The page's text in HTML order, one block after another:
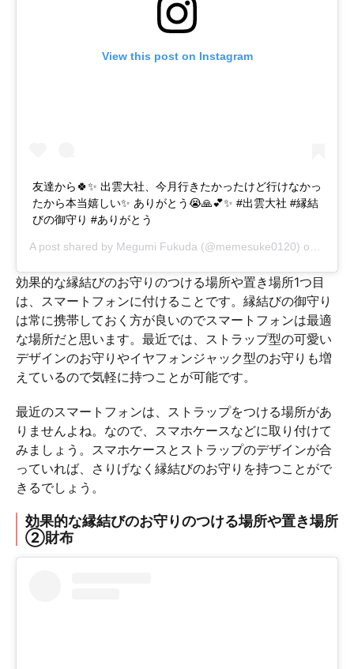
View this post on Instagram
友達から🍀✨ 出雲大社、今月行きたかったけど行けなかっ
たから本当嬉しい✨ ありがとう😭🙏💕✨ #出雲大社 #縁結
びの御守り #ありがとう
A post shared by Megumi Fukuda (@memesuke0120) on
効果的な縁結びのお守りのつける場所や置き場所1つ目
は、スマートフォンに付けることです。縁結びの御守り
は常に携帯しておく方が良いのでスマートフォンは最適
な場所だと思います。最近では、ストラップ型の可愛い
デザインのお守りやイヤフォンジャック型のお守りも増
えているので気軽に持つことが可能です。
最近のスマートフォンは、ストラップをつける場所があ
りませんよね。なので、スマホケースなどに取り付けて
みましょう。スマホケースとストラップのデザインが合
っていれば、さりげなく縁結びのお守りを持つことがで
きるでしょう。
効果的な縁結びのお守りのつける場所や置き場所
②財布